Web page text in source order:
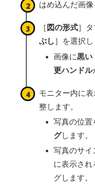
はめ込んだ画像
［ 図の形式］
ぶし ］を選択し
画像に黒い
更ハンドル
モニター内に
整します。
写真の位置
グします。
写真のサイ
に表示され
グします。